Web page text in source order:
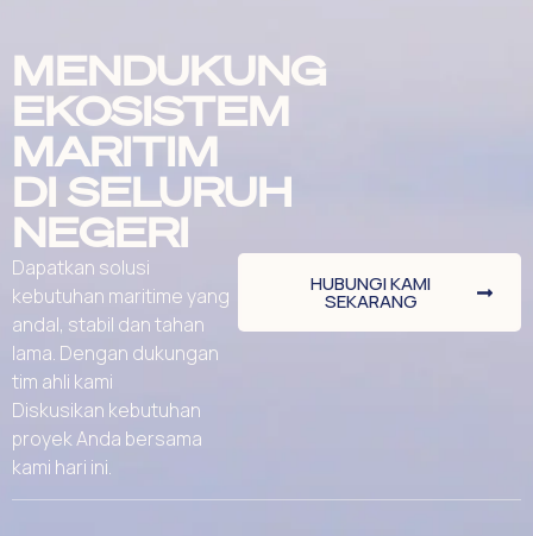
MENDUKUNG
EKOSISTEM
MARITIM
DI SELURUH
NEGERI
Dapatkan solusi
kebutuhan maritime yang
andal, stabil dan tahan
lama. Dengan dukungan
tim ahli kami
Diskusikan kebutuhan
proyek Anda bersama
kami hari ini.
HUBUNGI KAMI
SEKARANG